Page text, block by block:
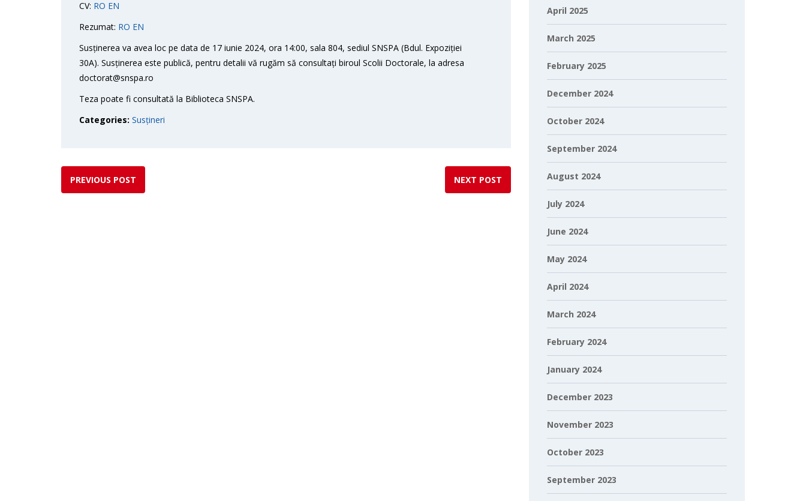
CV: RO EN
Rezumat: RO EN
Susținerea va avea loc pe data de 17 iunie 2024, ora 14:00, sala 804, sediul SNSPA (Bdul. Expoziției
30A). Susținerea este publică, pentru detalii vă rugăm să consultați biroul Scolii Doctorale, la adresa
doctorat@snspa.ro
Teza poate fi consultată la Biblioteca SNSPA.
Categories: Susțineri
PREVIOUS POST NEXT POST
April 2025
March 2025
February 2025
December 2024
October 2024
September 2024
August 2024
July 2024
June 2024
May 2024
April 2024
March 2024
February 2024
January 2024
December 2023
November 2023
October 2023
September 2023